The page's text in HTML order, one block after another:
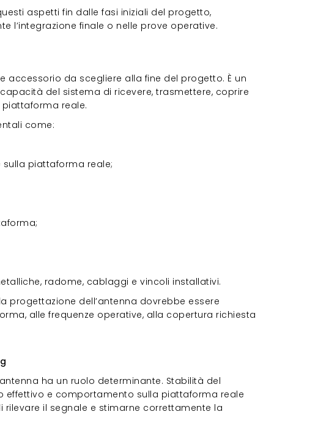
aspetti fin dalle fasi iniziali del progetto,
l’integrazione finale o nelle prove operative.
accessorio da scegliere alla fine del progetto. È un
del sistema di ricevere, trasmettere, coprire
reale.
come:
piattaforma reale;
radome, cablaggi e vincoli installativi.
progettazione dell’antenna dovrebbe essere
alle frequenze operative, alla copertura richiesta
ha un ruolo determinante. Stabilità del
effettivo e comportamento sulla piattaforma reale
il segnale e stimarne correttamente la